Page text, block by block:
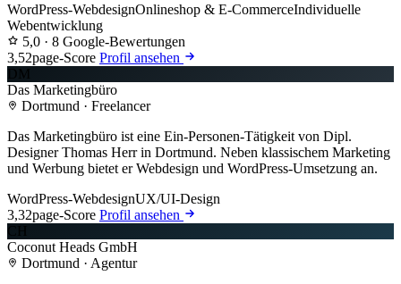
WordPress-WebdesignOnlineshop & E-CommerceIndividuelle
Webentwicklung
5,0 · 8 Google-Bewertungen
3,52page-Score Profil ansehen
DM
Das Marketingbüro
Dortmund · Freelancer
Das Marketingbüro ist eine Ein-Personen-Tätigkeit von Dipl.
Designer Thomas Herr in Dortmund. Neben klassischem Marketing
und Werbung bietet er Webdesign und WordPress-Umsetzung an.
WordPress-WebdesignUX/UI-Design
3,32page-Score Profil ansehen
CH
Coconut Heads GmbH
Dortmund · Agentur